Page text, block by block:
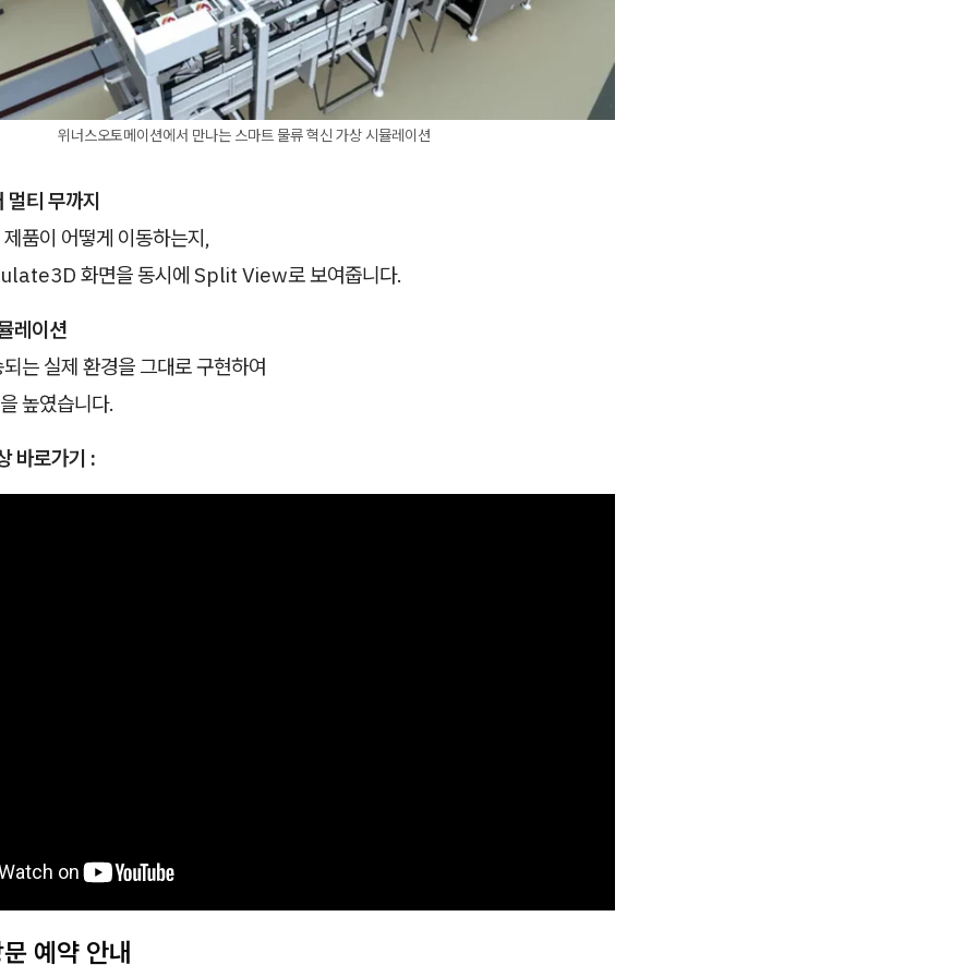
위너스오토메이션에서 만나는 스마트 물류 혁신 가상 시뮬레이션
멀티 무까지
품이 어떻게 이동하는지,
화면을 동시에 Split View로 보여줍니다.
레이션
는 실제 환경을 그대로 구현하여
높였습니다.
바로가기 :
예약 안내